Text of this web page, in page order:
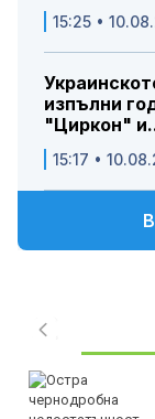
15:25 •
изпълни
"Циркон"
15:17 •